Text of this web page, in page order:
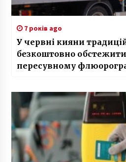
7 років ago
У червні кияни
безкоштовно
пересувному